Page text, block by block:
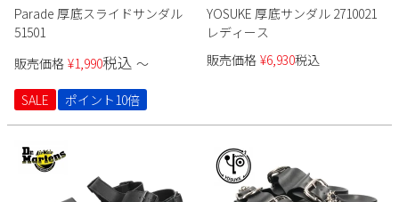
Parade 厚底スライドサンダル
51501
販売価格 ¥1,990税込 〜
SALE ポイント10倍
YOSUKE 厚底サンダル 2710021
レディース
販売価格 ¥6,930税込